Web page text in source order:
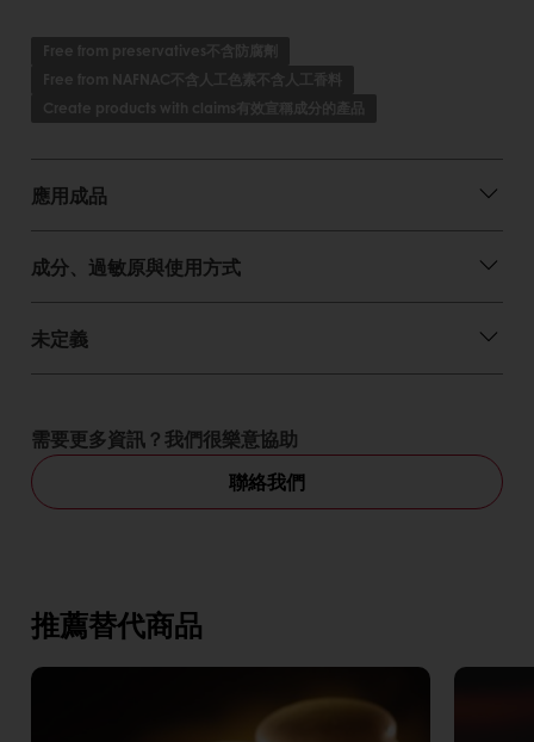
Free from preservatives不含防腐劑
Free from NAFNAC不含人工色素不含人工香料
Create products with claims有效宣稱成分的產品
應用成品
成分、過敏原與使用方式
未定義
需要更多資訊？我們很樂意協助
聯絡我們
推薦替代商品